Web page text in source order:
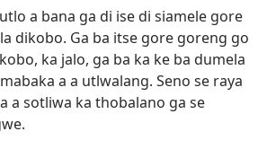
a bana ga di ise di siamele gore
dikobo. Ga ba itse gore goreng go
ka jalo, ga ba ka ke ba dumela
a a utlwalang. Seno se raya
a sotliwa ka thobalano ga se